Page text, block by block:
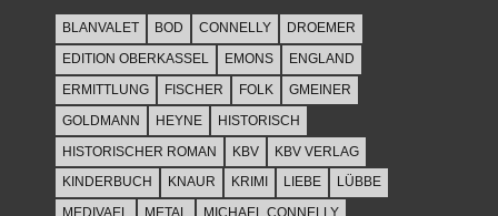
BLANVALET BOD CONNELLY
DROEMER
EDITION OBERKASSEL
EMONS
ENGLAND
ERMITTLUNG
FISCHER FOLK
GMEINER
GOLDMANN
HEYNE
HISTORISCH
HISTORISCHER ROMAN
KBV
KBV VERLAG
KINDERBUCH
KNAUR KRIMI LIEBE
LÜBBE
MEDIVAEL
METAL MICHAEL CONNELLY